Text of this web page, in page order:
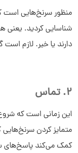
منظور سرنخ‌هایی است
شناسایی کردید. یعنی
دارند یا خیر. لازم است
2. تماس
این زمانی است که
متمایز کردن
کمک می‌کند پاسخ‌های